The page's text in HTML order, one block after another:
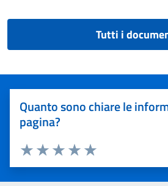
Tutti i
Quanto sono chiare le
pagina?
Valuta 5 stelle su 5
Valuta 4 stelle su 5
Valuta 3 stelle su 5
Valuta 2 stelle su 5
Valuta 1 stelle su 5